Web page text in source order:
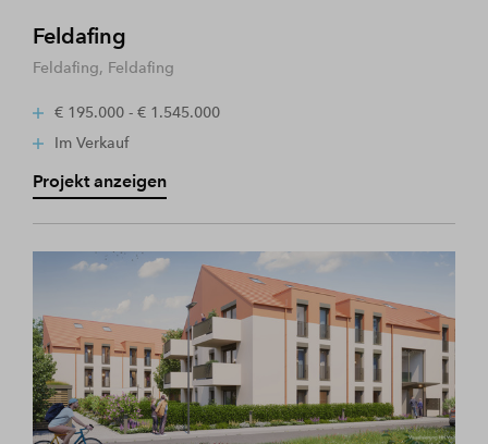
Feldafing
Feldafing, Feldafing
€ 195.000 - € 1.545.000
Im Verkauf
Projekt anzeigen